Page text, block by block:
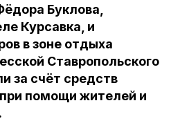
Буклова,
Курсавка, и
в зоне отдыха
Ставропольского
за счёт средств
помощи жителей и